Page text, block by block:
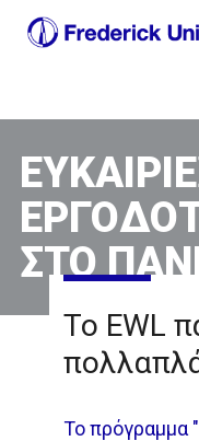
ΣΤΟ
Το EWL
Το πρόγραμμα